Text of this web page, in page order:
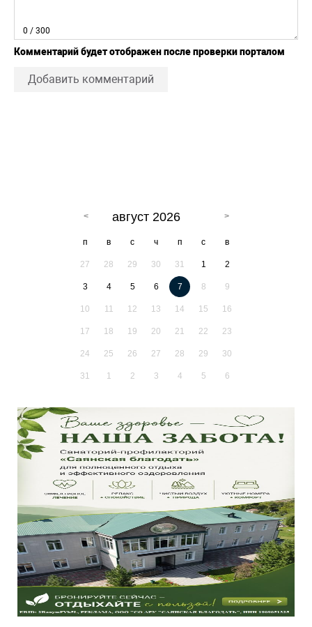
0 / 300
Комментарий будет отображен после проверки порталом
Добавить комментарий
август 2026
п в с ч п с в
27 28 29 30 31 1 2
3 4 5 6 7 8 9
10 11 12 13 14 15 16
17 18 19 20 21 22 23
24 25 26 27 28 29 30
31 1 2 3 4 5 6